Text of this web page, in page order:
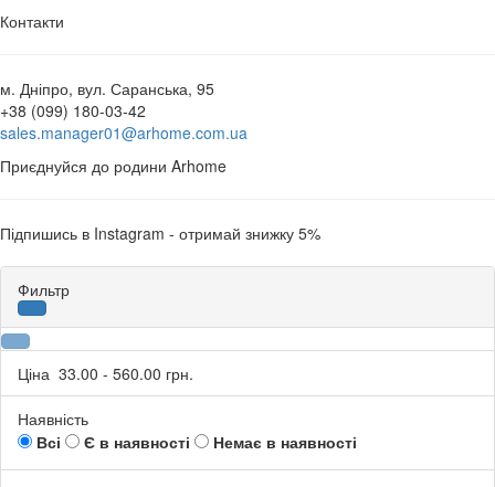
Контакти
м. Дніпро, вул. Саранська, 95
+38 (099) 180-03-42
sales.manager01@arhome.com.ua
Приєднуйся до родини Arhome
Підпишись в Instagram - отримай знижку 5%
Фильтр
Ціна 33.00 - 560.00 грн.
Наявність
Всі
Є в наявності Немає в наявності